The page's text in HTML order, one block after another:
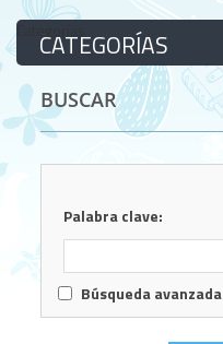
Categorías
BUSCAR
Palabra clave:
Búsqueda avanzada